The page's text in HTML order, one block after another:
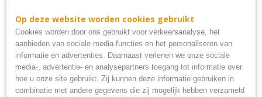
Ook interessant
Op deze website worden cookies gebruikt
Cookies worden door ons gebruikt voor verkeersanalyse, het
aanbieden van sociale media-functies en het personaliseren van
informatie en advertenties. Daarnaast verlenen we onze sociale
media-, advertentie- en analysepartners toegang tot informatie over
hoe u onze site gebruikt. Zij kunnen deze informatie gebruiken in
combinatie met andere gegevens die zij mogelijk hebben verzameld